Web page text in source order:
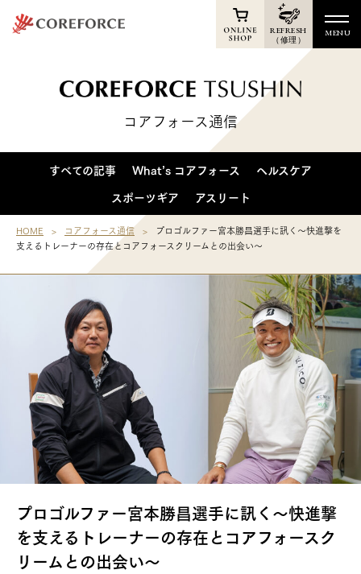
REFRESH
（修理）
MENU
Online Shop
Support
Membership
コアフォース通信
Language EN
FOLLOW US
コアフォース通信
すべての記事 What’s コアフォース
ヘルスケア
スポーツギア
アスリート
HOME コアフォース通信
プロゴルファー宮本勝昌選手に訊く〜快進撃を
支えるトレーナーの存在とコアフォースクリームとの出会い〜
プロゴルファー宮本勝昌選手に訊く〜快進撃
を支えるトレーナーの存在とコアフォースク
リームとの出会い〜